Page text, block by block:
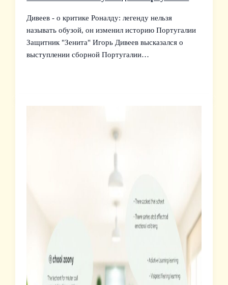
Дивеев - о критике Роналду: легенду нельзя
называть обузой, он изменил историю Португалии
Защитник "Зенита" Игорь Дивеев высказался о
выступлении сборной Португалии…